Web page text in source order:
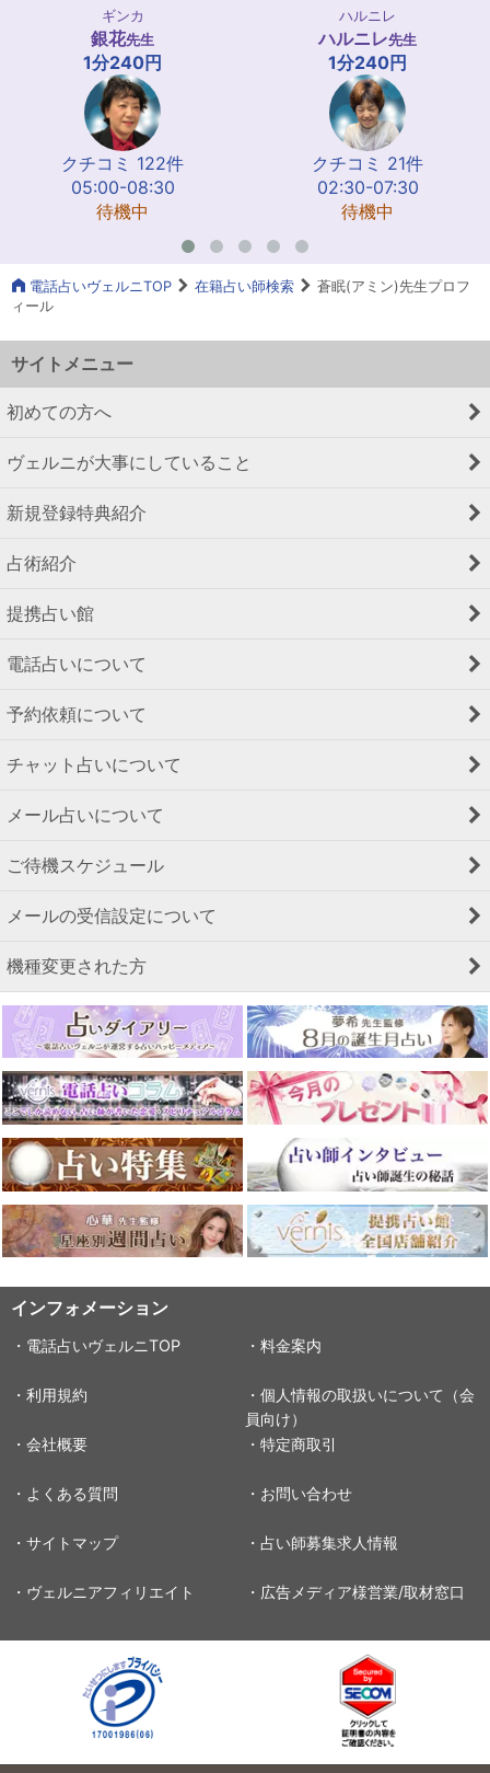
ギンカ
銀花先生
1分240円
クチコミ 122件
05:00-08:30
待機中
ハルニレ
ハルニレ先生
1分240円
クチコミ 21件
02:30-07:30
待機中
電話占いヴェルニTOP 在籍占い師検索
蒼眠(アミン)先生プロフ
ィール
サイトメニュー
初めての方へ
ヴェルニが大事にしていること
新規登録特典紹介
占術紹介
提携占い館
電話占いについて
予約依頼について
チャット占いについて
メール占いについて
ご待機スケジュール
メールの受信設定について
機種変更された方
インフォメーション
・電話占いヴェルニTOP ・料金案内
・利用規約
・個人情報の取扱いについて（会
員向け）
・会社概要
・特定商取引
・よくある質問 ・お問い合わせ
・サイトマップ ・占い師募集求人情報
・ヴェルニアフィリエイト ・広告メディア様営業/取材窓口